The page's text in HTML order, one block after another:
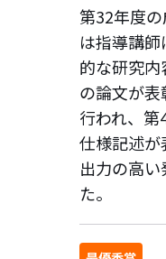
第32年度
は指導講
的な研究
の論文が
行われ、
仕様記述
出力の高
た。